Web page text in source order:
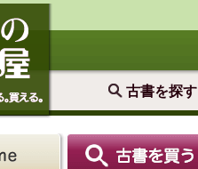
古書を探す